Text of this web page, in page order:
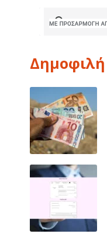
Δημοφιλή